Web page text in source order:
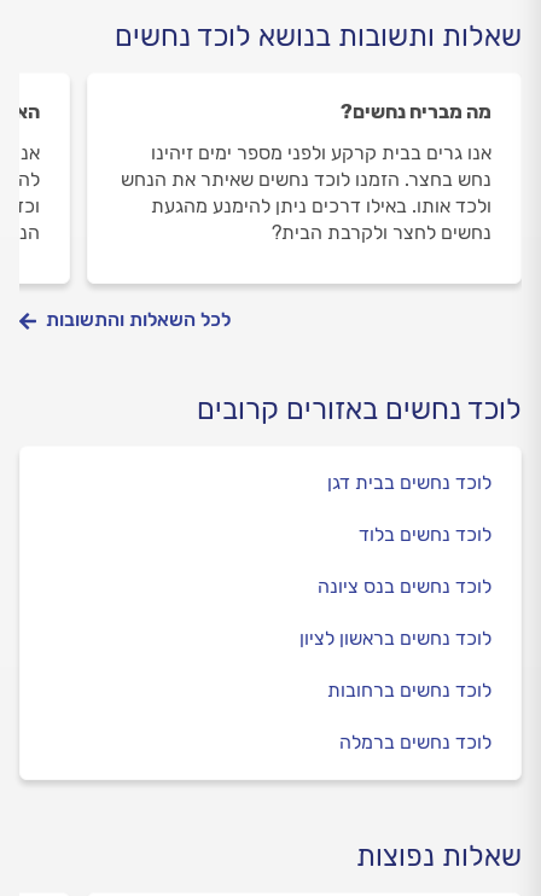
שאלות ותשובות בנושא לוכד נחשים
מה מבריח נחשים?
אנו גרים בבית קרקע ולפני מספר ימים זיהינו
נחש בחצר. הזמנו לוכד נחשים שאיתר את הנחש
ולכד אותו. באילו דרכים ניתן להימנע מהגעת
נחשים לחצר ולקרבת הבית?
האם
לכל השאלות והתשובות
לוכד נחשים באזורים קרובים
לוכד נחשים בבית דגן
לוכד נחשים בלוד
לוכד נחשים בנס ציונה
לוכד נחשים בראשון לציון
לוכד נחשים ברחובות
לוכד נחשים ברמלה
שאלות נפוצות